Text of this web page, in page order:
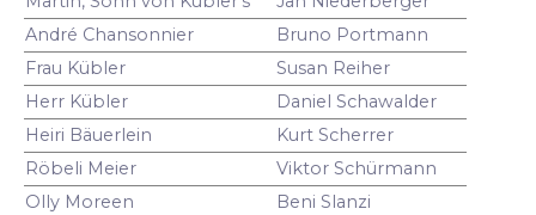
André Chansonnier
Bruno Portmann
Frau Kübler
Susan Reiher
Herr Kübler
Daniel Schawalder
Heiri Bäuerlein
Kurt Scherrer
Röbeli Meier
Viktor Schürmann
Olly Moreen
Beni Slanzi